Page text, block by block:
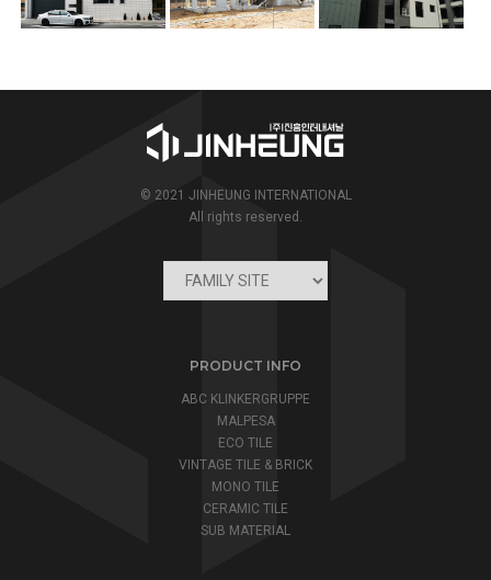
© 2021 JINHEUNG INTERNATIONAL
All rights reserved.
PRODUCT INFO
ABC KLINKERGRUPPE
MALPESA
ECO TILE
VINTAGE TILE & BRICK
MONO TILE
CERAMIC TILE
SUB MATERIAL